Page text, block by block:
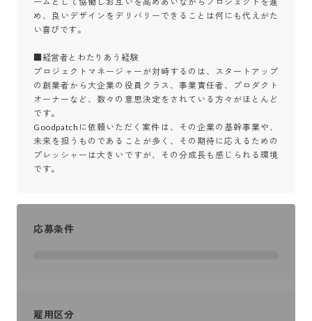
め、良いデザインをデリバリーできることは何にも代えがた
い喜びです。
■経営者とわたりあう経験
プロジェクトマネージャーが対峙するのは、スタートアップ
の創業者から大企業の役員クラス、事業責任者、プロダクト
オーナーなど、数々の意思決定をされている方々がほとんど
です。
Goodpatchに依頼いただく案件は、その企業の基幹事業や、
未来を担うものであることが多く、その期待に応えるための
プレッシャーは大きいですが、その分成長も感じられる環境
です。
応募条件
雇用区分